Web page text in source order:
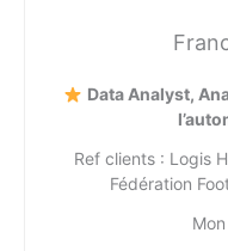
Data Analyst,
Ref clients : Logis
Fédération